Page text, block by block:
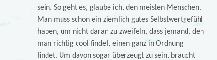
sein. So geht es, glaube ich, den meisten Menschen.
Man muss schon ein ziemlich gutes Selbstwertgefühl
haben, um nicht daran zu zweifeln, dass jemand, den
man richtig cool findet, einen ganz in Ordnung
findet. Um davon sogar überzeugt zu sein, braucht